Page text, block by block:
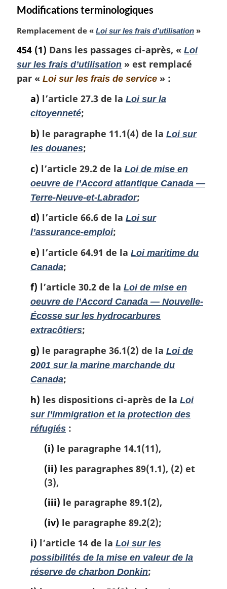
l
:
Modifications terminologiques
N
t
e
m
a
Remplacement de « Loi sur les frais d’utilisation »
454 (1) Dans les passages ci-après, « Loi
sur les frais d’utilisation » est remplacé
par « Loi sur les frais de service » :
a) l’article 27.3 de la Loi sur la
citoyenneté;
b) le paragraphe 11.1(4) de la Loi sur
les douanes;
c) l’article 29.2 de la Loi de mise en
oeuvre de l’Accord atlantique Canada —
Terre-Neuve-et-Labrador;
d) l’article 66.6 de la Loi sur
l’assurance-emploi;
e) l’article 64.91 de la Loi maritime du
Canada;
f) l’article 30.2 de la Loi de mise en
oeuvre de l’Accord Canada — Nouvelle-
Écosse sur les hydrocarbures
extracôtiers;
g) le paragraphe 36.1(2) de la Loi de
2001 sur la marine marchande du
Canada;
h) les dispositions ci-après de la Loi
sur l’immigration et la protection des
réfugiés :
(i) le paragraphe 14.1(11),
(ii) les paragraphes 89(1.1), (2) et
(3),
(iii) le paragraphe 89.1(2),
(iv) le paragraphe 89.2(2);
i) l’article 14 de la Loi sur les
possibilités de la mise en valeur de la
réserve de charbon Donkin;